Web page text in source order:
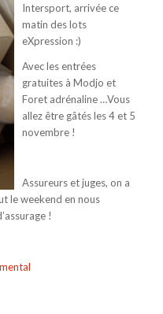
Intersport, arrivée ce
matin des lots
eXpression :)
Avec les entrées
gratuites à Modjo et
Foret adrénaline …Vous
allez être gâtés les 4 et 5
novembre !
Assureurs et juges, on a
le weekend en nous
!